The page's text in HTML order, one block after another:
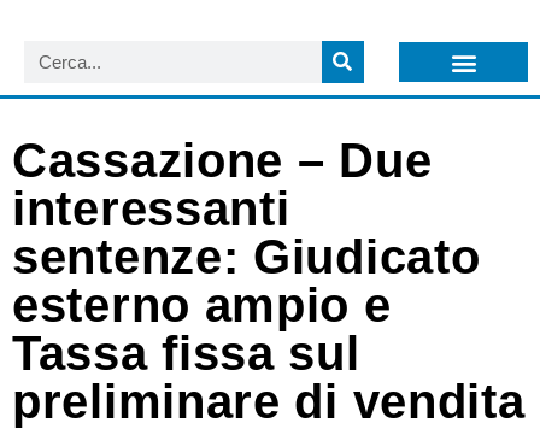
Cassazione – Due
interessanti
sentenze: Giudicato
esterno ampio e
Tassa fissa sul
preliminare di vendita